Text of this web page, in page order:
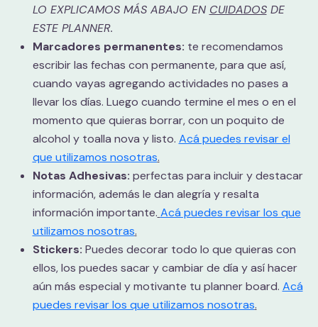
LO EXPLICAMOS MÁS ABAJO EN CUIDADOSDE
ESTE PLANNER.
Marcadores permanentes: te recomendamos
escribir las fechas con permanente, para que así,
cuando vayas agregando actividades no pases a
llevar los días. Luego cuando termine el mes o en el
momento que quieras borrar, con un poquito de
alcohol y toalla nova y listo. Acá puedes revisar el
que utilizamos nosotras.
Notas Adhesivas: perfectas para incluir y destacar
información, además le dan alegría y resalta
información importante. Acá puedes revisar los que
utilizamos nosotras.
Stickers: Puedes decorar todo lo que quieras con
ellos, los puedes sacar y cambiar de día y así hacer
aún más especial y motivante tu planner board. Acá
puedes revisar los que utilizamos nosotras.